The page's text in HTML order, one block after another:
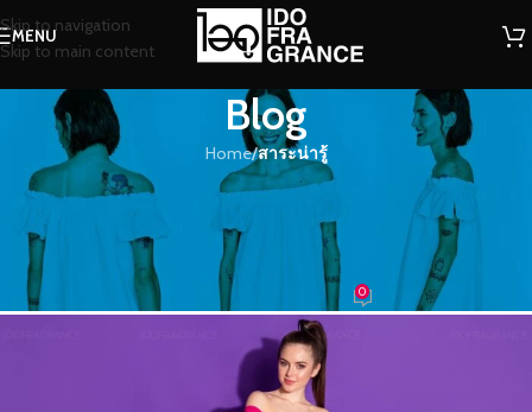
Skip to navigation
Skip to main content
MENU
Blog
Home/สาระน่ารู้
สาระน่ารู้
ดราม่า เสน่ห์แห่งความหอมเซ็กซี่ที่นุ่ม
น้ำหอม On 04/05/2021 0